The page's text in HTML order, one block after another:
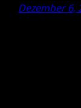
Dezember 6,